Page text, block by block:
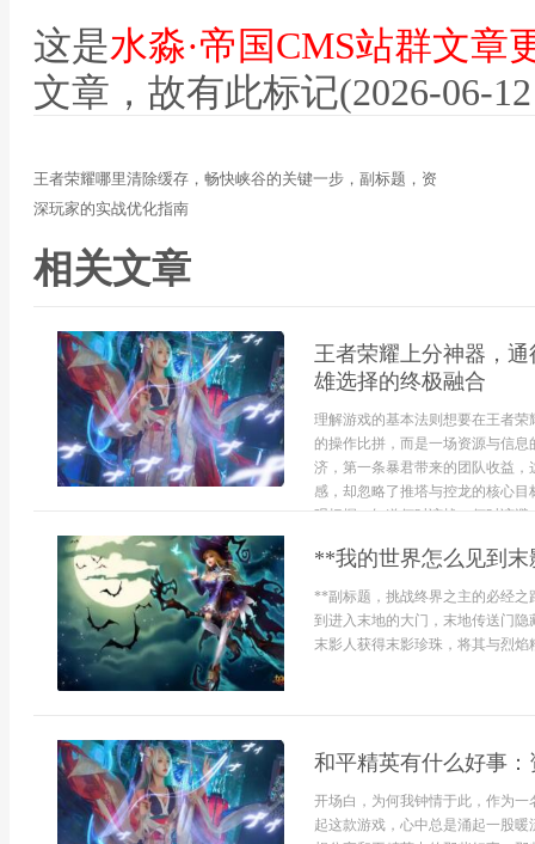
这是水淼·帝国CMS站群文章
文章，故有此标记(2026-06-
王者荣耀哪里清除缓存，畅快峡谷的关键一步，副标题，资
深玩家的实战优化指南
相关文章
王者荣耀上分神器，
雄选择的终极融合
理解游戏的基本法则想要在王者
的操作比拼，而是一场资源与信
济，第一条暴君带来的团队收益
感，却忽略了推塔与控龙的核心
观把握，知道何时该战，何时该避
**我的世界怎么见到
**副标题，挑战终界之主的必经
到进入末地的大门，末地传送门
末影人获得末影珍珠，将其与烈
和平精英有什么好事
开场白，为何我钟情于此，作为
起这款游戏，心中总是涌起一股